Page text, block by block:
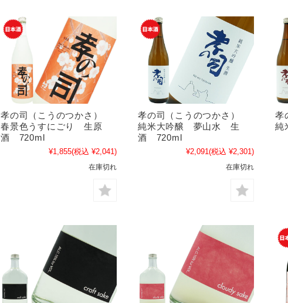
孝の司（こうのつかさ）
春景色うすにごり 生原
酒 720ml
¥1,855(税込 ¥2,041)
在庫切れ
孝の司（こうのつかさ）
純米大吟醸 夢山水 生
酒 720ml
¥2,091(税込 ¥2,301)
在庫切れ
孝
純